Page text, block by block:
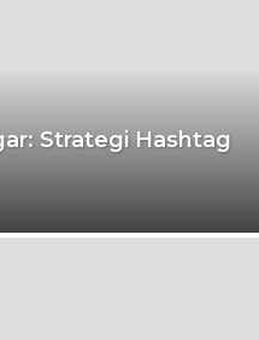
Strategi Hashtag